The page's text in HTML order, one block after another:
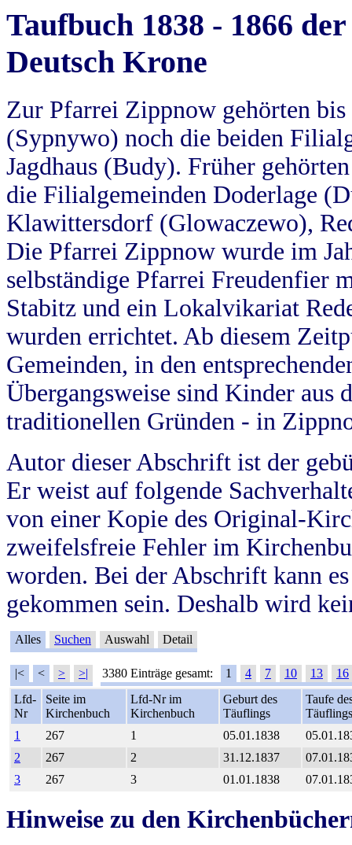
Taufbuch 1838 - 1866
Deutsch Krone
Zur Pfarrei Zippnow gehörten
(Sypnywo) noch die beiden
Jagdhaus (Budy). Früher
die Filialgemeinden Doderlage
Klawittersdorf (Glowaczewo),
Die Pfarrei Zippnow wurde im
selbständige Pfarrei Freudenfier
Stabitz und ein Lokalvikariat
wurden errichtet. Ab diesem
Gemeinden, in den
Übergangsweise sind Kinder aus
traditionellen Gründen - in
Autor dieser Abschrift ist der
Er weist auf folgende
von einer Kopie des Original-
zweifelsfreie Fehler im
worden. Bei der Abschrift kann
gekommen sein. Deshalb wird
Alles Suchen Auswahl Detail
|< < > >| 3380 Einträge gesamt: 1 4 7 10 13
16
Lfd-
Nr
Seite im
Kirchenbuch
Lfd-Nr im
Kirchenbuch
Geburt des
Täuflings
Taufe
Täuflings
1
267 1 05.01.1838
2
267 2 31.12.1837
3
267 3 01.01.1838
Hinweise zu den